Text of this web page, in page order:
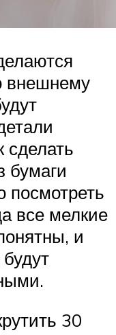
внешнему
сделать
бумаги
посмотреть
все мелкие
и
30